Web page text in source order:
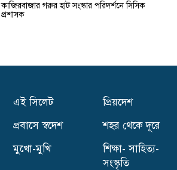
কাজিরবাজার গরুর হাট সংস্কার পরিদর্শনে সিসিক
প্রশাসক
বাণিজ্যমন্ত্রী
সিলেটে শিল্পী হ্যারল্ড রশীদের একক চিত্র প্রদর্শনীর
খালেদা জিয়াকে‘অতি গুরুত্বপূর্ণ ব্যক্তি’ ঘোষণা
এই সিলেট
প্রবাসে স্বদেশ
মুখো-মুখি
প্রিয়দেশ
শহর থেকে দূরে
শিক্ষা- সাহিত্য-
সংস্কৃতি